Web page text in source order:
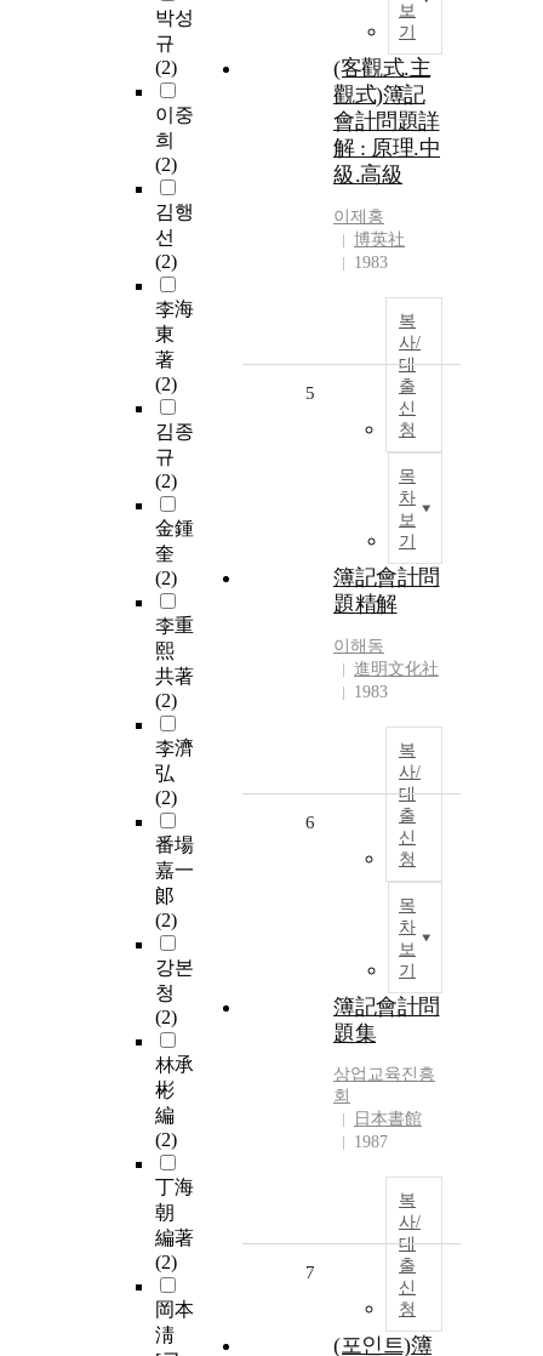
박성
규
(2)
이중
희
(2)
김행
선
(2)
李海
東
著
(2)
김종
규
(2)
金鍾
奎
(2)
李重
熙
共著
(2)
李濟
弘
(2)
番場
嘉一
郞
(2)
강본
청
(2)
林承
彬
編
(2)
丁海
朝
編著
(2)
岡本
淸
보
기
(客觀式.主
觀式)簿記
會計問題詳
解 : 原理.中
級.高級
이제홍
博英社
1983
복
사/
대
출
신
청
목
차
보
기
5
簿記會計問
題精解
이해동
進明文化社
1983
복
사/
대
출
신
청
목
차
보
기
6
簿記會計問
題集
상업교육진흥
회
日本書館
1987
복
사/
대
출
신
청
7
(포인트)簿